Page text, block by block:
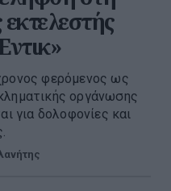
φερόμενος ως
οργάνωσης
για δολοφονίες και